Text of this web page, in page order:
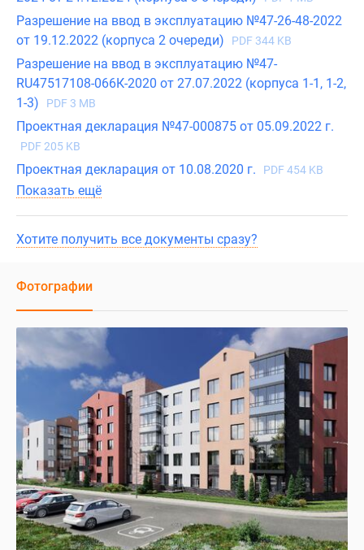
Разрешение на ввод в эксплуатацию №47-26-48-2022
от 19.12.2022 (корпуса 2 очереди)
PDF 344 KB
Разрешение на ввод в эксплуатацию №47-
RU47517108-066К-2020 от 27.07.2022 (корпуса 1-1, 1-2,
1-3)
PDF 3 MB
Проектная декларация №47-000875 от 05.09.2022 г.
PDF 205 KB
Проектная декларация от 10.08.2020 г. PDF 454 KB
Показать ещё
Хотите получить все документы сразу?
Фотографии